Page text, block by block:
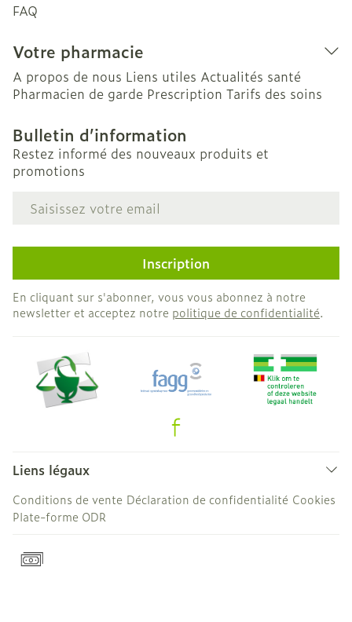
FAQ
Votre pharmacie
A propos de nous Liens utiles Actualités santé
Pharmacien de garde Prescription Tarifs des soins
Bulletin d’information
Restez informé des nouveaux produits et
promotions
Adresse mail
Inscription
En cliquant sur s'abonner, vous vous abonnez à notre
newsletter et acceptez notre politique de confidentialité.
Liens légaux
Conditions de vente Déclaration de confidentialité Cookies
Plate-forme ODR